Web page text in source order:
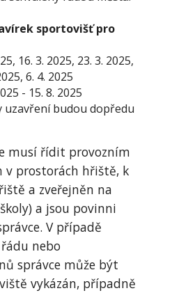
sportovišť pro
16. 3. 2025, 23. 3. 2025,
6. 4. 2025
- 15. 8. 2025
budou dopředu
musí řídit provozním
v prostorách hřiště, k
a zveřejněn na
a jsou povinni
V případě
nebo
správce může být
vykázán, případně